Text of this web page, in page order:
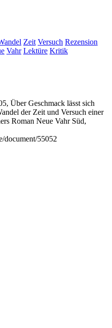
Zeit Versuch Rezension
Vahr Lektüre Kritik
Über Geschmack lässt sich
der Zeit und Versuch einer
Roman Neue Vahr Süd,
document/55052